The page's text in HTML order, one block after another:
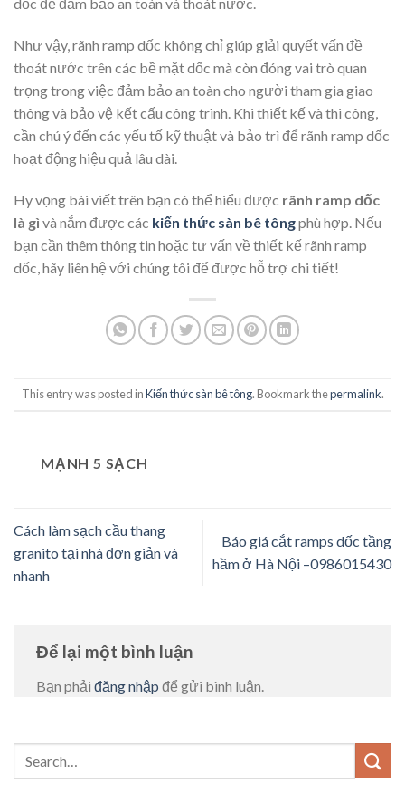
Như vậy, rãnh ramp dốc không chỉ giúp giải quyết vấn đề
thoát nước trên các bề mặt dốc mà còn đóng vai trò quan
trọng trong việc đảm bảo an toàn cho người tham gia giao
thông và bảo vệ kết cấu công trình. Khi thiết kế và thi công,
cần chú ý đến các yếu tố kỹ thuật và bảo trì để rãnh ramp dốc
hoạt động hiệu quả lâu dài.
Hy vọng bài viết trên bạn có thể hiểu được rãnh ramp dốc
là gì và nắm được các kiến thức sàn bê tôngphù hợp. Nếu
bạn cần thêm thông tin hoặc tư vấn về thiết kế rãnh ramp
dốc, hãy liên hệ với chúng tôi để được hỗ trợ chi tiết!
This entry was posted inKiến thức sàn bê tông. Bookmark thepermalink.
MẠNH 5 SẠCH
Cách làm sạch cầu thang
granito tại nhà đơn giản và
nhanh
Báo giá cắt ramps dốc tầng
hầm ở Hà Nội –0986015430
Để lại một bình luận
Bạn phải đăng nhập để gửi bình luận.